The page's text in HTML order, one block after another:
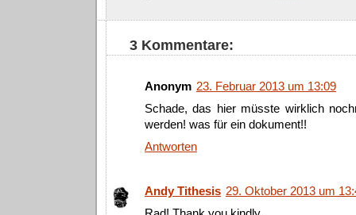
3 Kommentare:
Anonym 23. Februar 2013 um 13:09
Schade, das hier müsste wirklich
werden! was für ein dokument!!
Antworten
Andy Tithesis 29. Oktober 2013 um